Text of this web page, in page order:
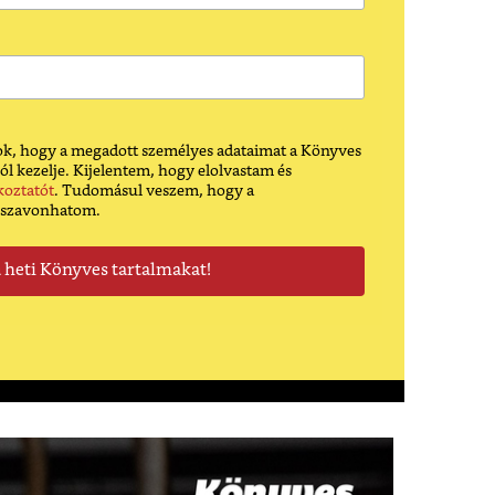
hogy a megadott személyes adataimat a Könyves
kezelje. Kijelentem, hogy elolvastam és
. Tudomásul veszem, hogy a